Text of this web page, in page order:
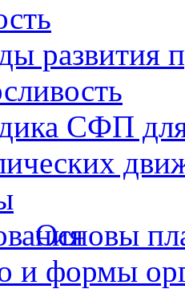
развития
СФП для
Основы
и формы